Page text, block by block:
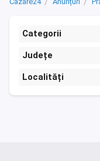
Categorii
Județe
Localități